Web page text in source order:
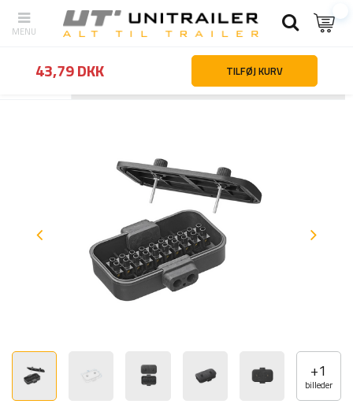
Campingtilbehør Elektricitet og
+1
billeder
43,79 DKK TILFØJ KURV